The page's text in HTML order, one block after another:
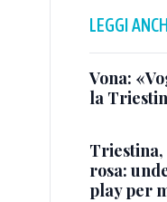
LEGGI
Vona:
la
rosa:
play per